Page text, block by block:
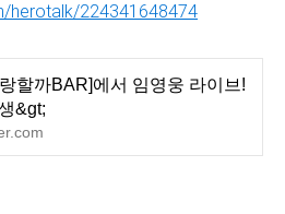
herotalk/224341648474
할까BAR]에서 임영웅 라이브!
&gt;